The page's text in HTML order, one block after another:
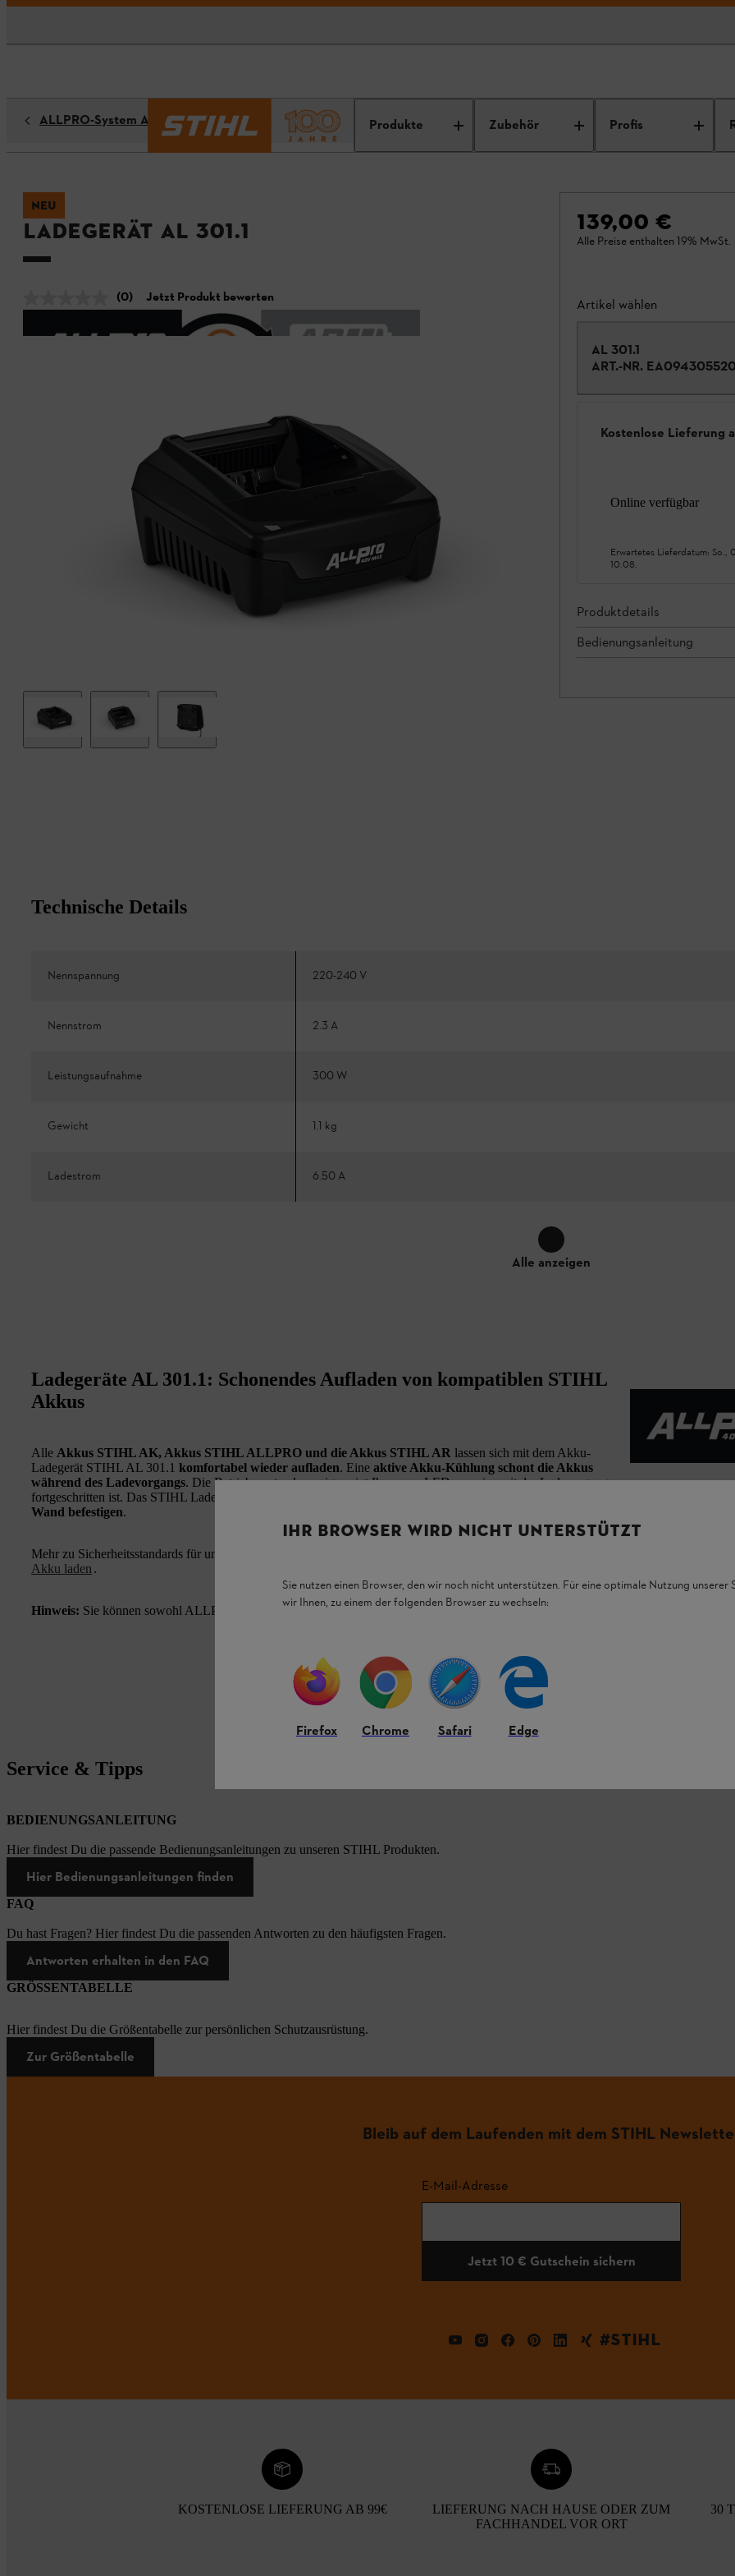
Produkte Zubehör Profis
ALLPRO-System Akkus und Ladegeräte
NEU
Ladegerät AL 301.1
(0) Jetzt Produkt bewerten
139,00 €
Alle Preise enthalten 19% MwSt.
Artikel wählen
AL 301.1
ART.-NR.
Kostenlose Lieferung
Online verfügbar
Erwartetes Lieferdatum: So.,
10.08.
Produktdetails
Bedienungsanleitung
Technische Details
Nennspannung 220-240 V
Nennstrom 2.3 A
Leistungsaufnahme 300 W
Gewicht 1.1 kg
Ladestrom 6.50 A
Alle anzeigen
Ladegeräte AL 301.1: Schonendes Aufladen von kompatiblen STIHL
Akkus
Alle Akkus STIHL AK, Akkus STIHL ALLPRO und die Akkus STIHL AR lassen sich mit dem Akku-
Ladegerät STIHL AL 301.1 komfortabel wieder aufladen. Eine aktive Akku-Kühlung schont die Akkus
während des Ladevorgangs. Die Betriebszustandsanzeige zeigt Ihnen per LED an, wie weit der Ladevorgang
fortgeschritten ist. Das STIHL Ladegeräte AL 301.1 mit praktischer
Wand befestigen.
Mehr zu Sicherheitsstandards für unsere Akkus erfahren Sie in unserem STIHL Ratgeber zu
Akku laden .
Hinweis: Sie können sowohl ALLPRO-Akkus wie auch AP-Akkus von STIHL mit diesem Ladegerät laden.
Service & Tipps
BEDIENUNGSANLEITUNG
Hier findest Du die passende Bedienungsanleitungen zu unseren STIHL Produkten.
Hier Bedienungsanleitungen finden
FAQ
Du hast Fragen? Hier findest Du die passenden Antworten zu den häufigsten Fragen.
Antworten erhalten in den FAQ
GRÖSSENTABELLE
Hier findest Du die Größentabelle zur persönlichen Schutzausrüstung.
Zur Größentabelle
Bleib auf dem Laufenden mit dem STIHL
E-Mail-Adresse
Jetzt 10 € Gutschein sichern
#STIHL
KOSTENLOSE LIEFERUNG AB 99€
LIEFERUNG NACH HAUSE ODER ZUM
FACHHANDEL VOR ORT
30
IHR BROWSER WIRD NICHT UNTERSTÜTZT
Sie nutzen einen Browser, den wir noch nicht unterstützen. Für eine optimale Nutzung unserer
wir Ihnen, zu einem der folgenden Browser zu wechseln:
Firefox Chrome Safari Edge